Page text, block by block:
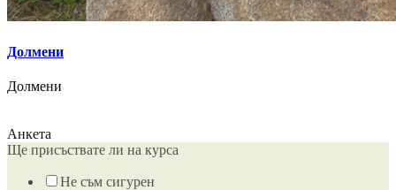
Долмени
Долмени
Анкета
Ще присъствате ли на курса
Не съм сигурен